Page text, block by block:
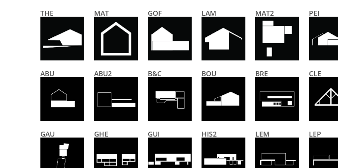
THE MAT GOF LAM MAT2 PEI
ABU ABU2 B&C BOU BRE CLE
GAU GHE GUI HIS2 LEM LEP